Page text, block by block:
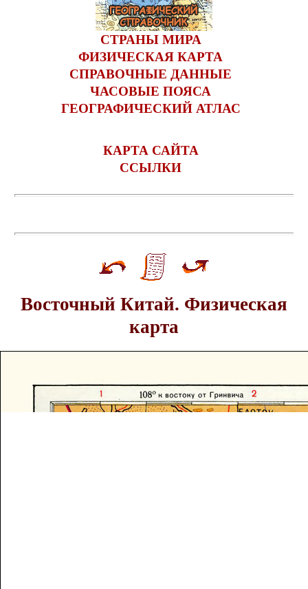
СТРАНЫ МИРА
ФИЗИЧЕСКАЯ КАРТА
СПРАВОЧНЫЕ ДАННЫЕ
ЧАСОВЫЕ ПОЯСА
ГЕОГРАФИЧЕСКИЙ АТЛАС
КАРТА САЙТА
ССЫЛКИ
Восточный Китай. Физическая
карта